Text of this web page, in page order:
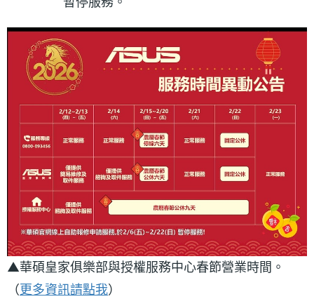
▲華碩皇家俱樂部與授權服務中心春節營業時間。
（更多資訊請點我）